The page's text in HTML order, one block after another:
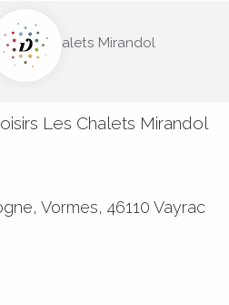
Les Chalets Mirandol
Les Chalets Mirandol
Vormes, 46110 Vayrac